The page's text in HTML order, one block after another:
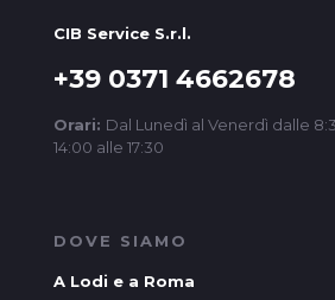
CIB Service S.r.l.
+39 0371 4662678
Orari: Dal Lunedì al Venerdì dalle
14:00 alle 17:30
DOVE SIAMO
A Lodi e a Roma